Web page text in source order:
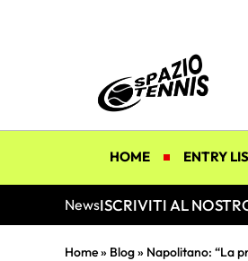
HOME ENTRY
NewsISCRIVITI AL
Home» Blog» Napolitano: “La